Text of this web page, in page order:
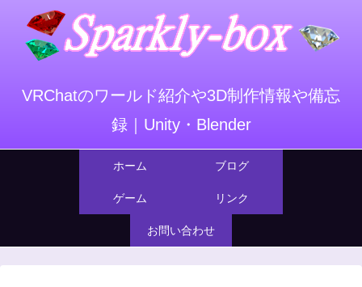
VRChatのワールド紹介や3D制作情報や備忘
録｜Unity・Blender
ホーム ブログ
ゲーム リンク
お問い合わせ